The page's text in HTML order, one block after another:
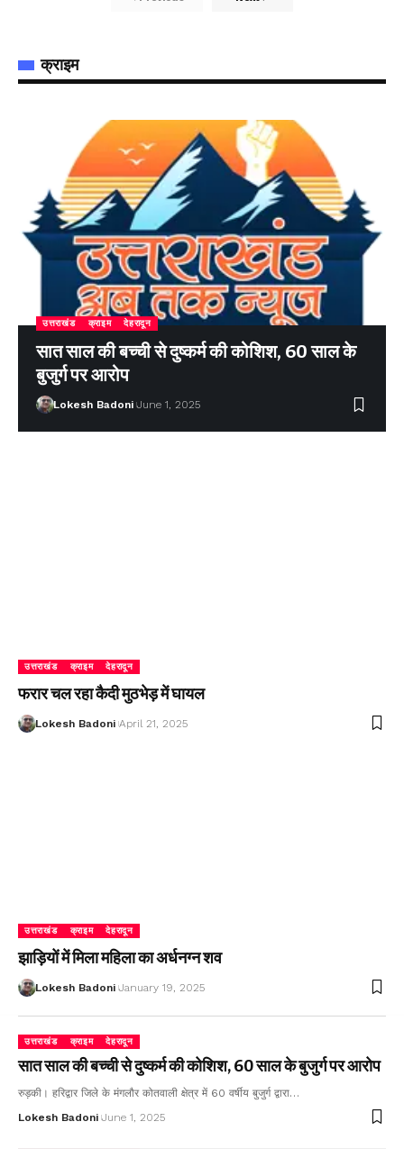
क्राइम
उत्तराखंड क्राइम देहरादून
सात साल की बच्ची से दुष्कर्म की कोशिश, 60 साल के
बुजुर्ग पर आरोप
Lokesh Badoni June 1, 2025
उत्तराखंड क्राइम देहरादून
फरार चल रहा कैदी मुठभेड़ में घायल
Lokesh Badoni April 21, 2025
उत्तराखंड क्राइम देहरादून
झाड़ियों में मिला महिला का अर्धनग्न शव
Lokesh Badoni January 19, 2025
उत्तराखंड क्राइम देहरादून
सात साल की बच्ची से दुष्कर्म की कोशिश, 60 साल के बुजुर्ग पर आरोप
रुड़की। हरिद्वार जिले के मंगलौर कोतवाली क्षेत्र में 60 वर्षीय बुजुर्ग द्वारा…
Lokesh Badoni June 1, 2025